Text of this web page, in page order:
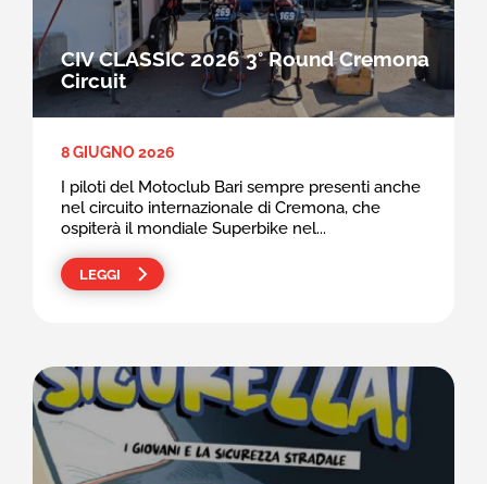
CIV CLASSIC 2026 3° Round Cremona
Circuit
8 GIUGNO 2026
I piloti del Motoclub Bari sempre presenti anche
nel circuito internazionale di Cremona, che
ospiterà il mondiale Superbike nel...
LEGGI